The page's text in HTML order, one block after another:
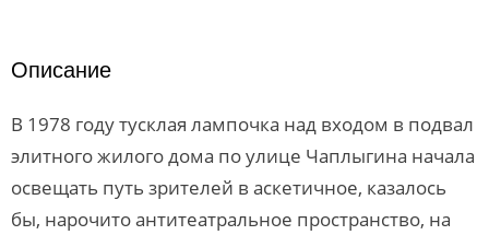
Описание
В 1978 году тусклая лампочка над входом в подвал
элитного жилого дома по улице Чаплыгина начала
освещать путь зрителей в аскетичное, казалось
бы, нарочито антитеатральное пространство, на